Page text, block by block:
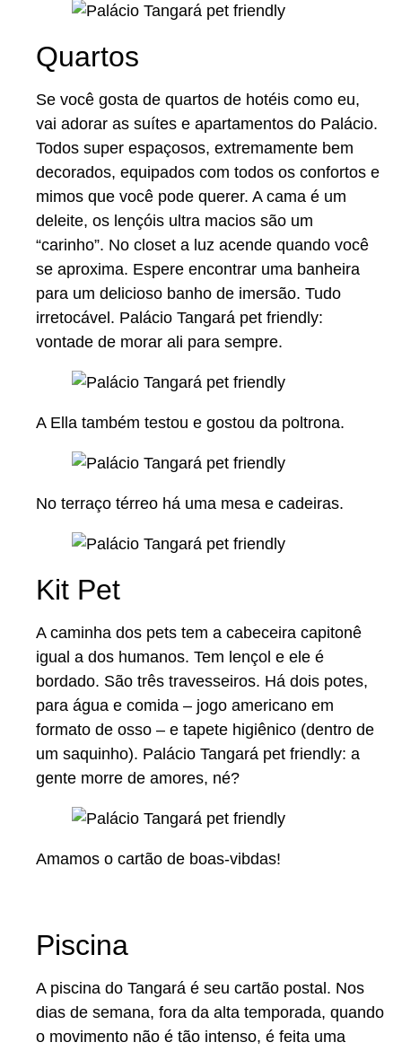
Quartos
Se você gosta de quartos de hotéis como eu,
vai adorar as suítes e apartamentos do Palácio.
Todos super espaçosos, extremamente bem
decorados, equipados com todos os confortos e
mimos que você pode querer. A cama é um
deleite, os lençóis ultra macios são um
“carinho”. No closet a luz acende quando você
se aproxima. Espere encontrar uma banheira
para um delicioso banho de imersão. Tudo
irretocável. Palácio Tangará pet friendly:
vontade de morar ali para sempre.
A Ella também testou e gostou da poltrona.
No terraço térreo há uma mesa e cadeiras.
Kit Pet
A caminha dos pets tem a cabeceira capitonê
igual a dos humanos. Tem lençol e ele é
bordado. São três travesseiros. Há dois potes,
para água e comida – jogo americano em
formato de osso – e tapete higiênico (dentro de
um saquinho). Palácio Tangará pet friendly: a
gente morre de amores, né?
Amamos o cartão de boas-vibdas!
Piscina
A piscina do Tangará é seu cartão postal. Nos
dias de semana, fora da alta temporada, quando
o movimento não é tão intenso, é feita uma